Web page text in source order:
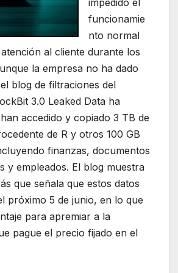
impedido el
funcionamie
nto normal
al cliente durante los
la empresa no ha dado
blog de filtraciones del
3.0 Leaked Data ha
accedido y copiado 3 TB de
de R y otros 100 GB
finanzas, documentos
y empleados. El blog muestra
que señala que estos datos
próximo 5 de junio, en lo que
para apremiar a la
pague el precio fijado en el